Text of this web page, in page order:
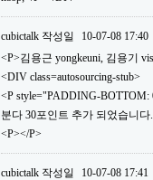
cubictalk 작성일
10-07-08 17:40
<P>김용근 yongkeuni, 김용기
<DIV class=autosourcing-stub>
<P style="PADDING-
분다 30포인트 추가 되었습니
<P></P>
cubictalk 작성일
10-07-08 17:41